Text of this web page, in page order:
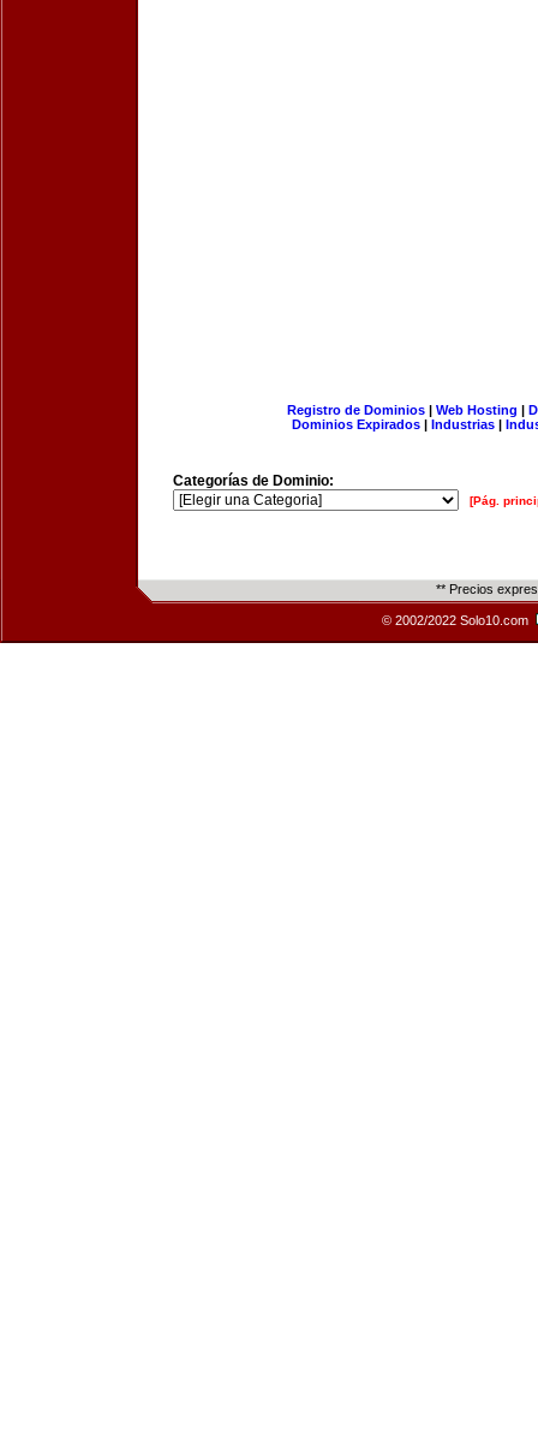
Registro de Dominios| Web Hosting |
Dominios Expirados | Industrias |
Categorías de Dominio:
[Pág.
** Precios
© 2002/2022 Solo10.com